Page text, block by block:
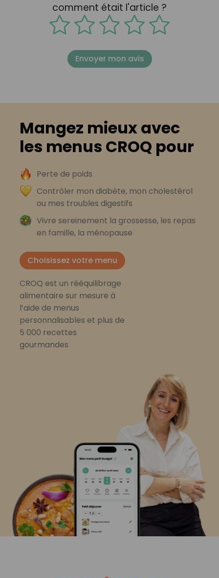
comment était l'article ?
Envoyer mon avis
Mangez mieux avec
les menus CROQ pour
Perte de poids
Contrôler mon diabète, mon cholestérol
ou mes troubles digestifs
Vivre sereinement la grossesse, les repas
en famille, la ménopause
Choisissez votre menu
CROQ est un rééquilibrage
alimentaire sur mesure à
l’aide de menus
personnalisables et plus de
5 000 recettes
gourmandes